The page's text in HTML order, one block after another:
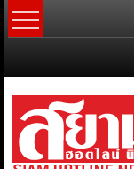
Skip
to